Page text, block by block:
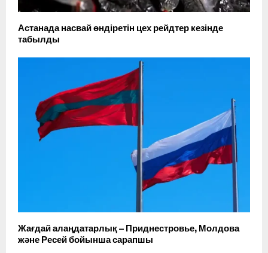
Астанада насвай өндіретін цех рейдтер кезінде
табылды
Жағдай алаңдатарлық – Приднестровье, Молдова
және Ресей бойынша сарапшы